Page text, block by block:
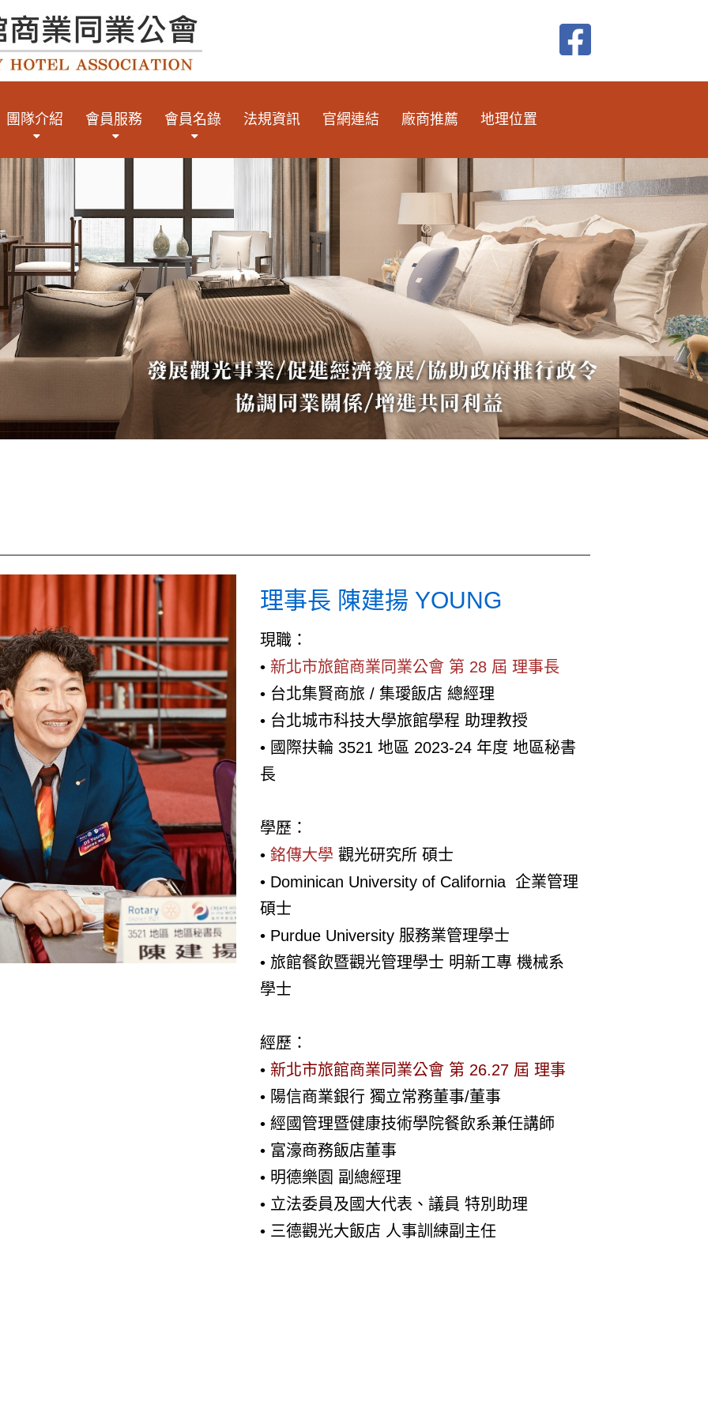
團隊介紹 會員服務 會員名錄 法規資訊 官網連結 廠商推薦 地理位置
理事長 陳建揚 YOUNG
現職：
• 新北市旅館商業同業公會 第 28 屆 理事長
• 台北集賢商旅 / 集璦飯店 總經理
• 台北城市科技大學旅館學程 助理教授
• 國際扶輪 3521 地區 2023-24 年度 地區秘書
長
學歷：
• ​ 銘傳大學 觀光研究所 碩士
• Dominican University of California 企業管理
碩士
• Purdue University 服務業管理學士
• 旅館餐飲暨觀光管理學士 明新工專 機械系
學士
經歷：
• 新北市旅館商業同業公會 第 26.27 屆 理事
• 陽信商業銀行 獨立常務董事/董事
• 經國管理暨健康技術學院餐飲系兼任講師
• 富濠商務飯店董事
• 明德樂園 副總經理
• 立法委員及國大代表、議員 特別助理
• 三德觀光大飯店 人事訓練副主任